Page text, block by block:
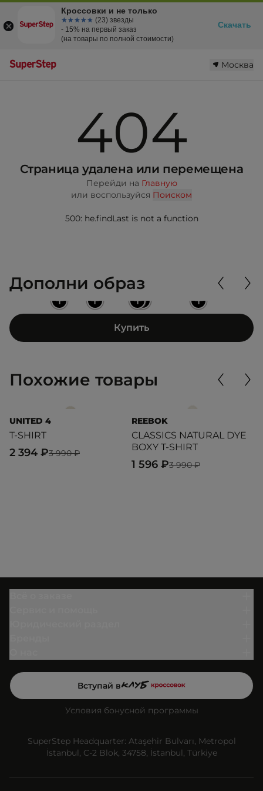
Москва
404
Страница удалена или перемещена
Перейди на Главную
или воспользуйся Поиском
500: he.findLast is not a function
Дополни образ
+
+
+ + +
Купить
Похожие товары
UNITED 4
T-SHIRT
3 990 ₽
2 394 ₽
REEBOK
CLASSICS NATURAL DYE
BOXY T-SHIRT
3 990 ₽
1 596 ₽
Вступай в
Условия бонусной программы
SuperStep Headquarter: Ataşehir Bulvarı, Metropol
İstanbul, C-2 Blok, 34758, İstanbul, Türkiye
Кроссовки и не только
☆☆☆☆☆
★★★★★ (23) звезды
- 15% на первый заказ
(на товары по полной стоимости)
Скачать